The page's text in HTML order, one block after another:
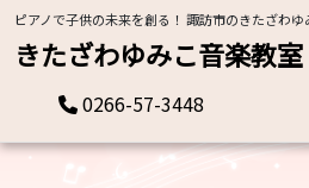
ピアノで子供の未来を創る！ 諏訪市のきたざわ
きたざわゆみこ音楽教室
0266-57-3448